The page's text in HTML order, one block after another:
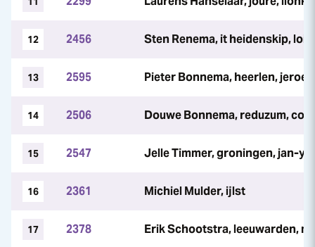
12 2456 Sten Renema, it heidenskip,
13 2595 Pieter Bonnema, heerlen,
14 2506 Douwe Bonnema, reduzum,
15 2547 Jelle Timmer, groningen, jan-
16 2361 Michiel Mulder, ijlst
17 2378 Erik Schootstra, leeuwarden,